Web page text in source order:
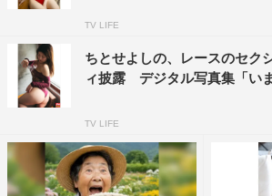
TV LIFE
ちとせよしの、レースのセク
ィ披露 デジタル写真集「い
TV LIFE